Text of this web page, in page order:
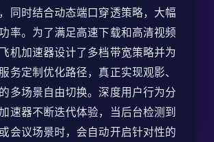
同时结合动态端口穿透策略，大幅
率。为了满足高速下载和高清视频
机加速器设计了多档带宽策略并为
务定制优化路径，真正实现观影、
多场景自由切换。深度用户行为分
速器不断迭代体验，当后台检测到
会议场景时，会自动开启针对性的